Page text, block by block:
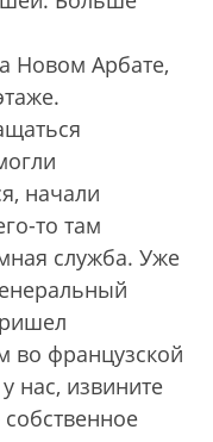
Новом Арбате,
начали
то там
служба. Уже
во французской
нас, извините